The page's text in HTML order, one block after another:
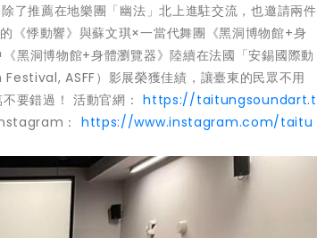
了推薦在地樂團「幽法」北上進駐交流，也邀請兩件
《悸動響》與蘇文琪×一當代舞團《黑洞博物館+身
黑洞博物館+身體瀏覽器》陸續在法國「安錫國際動
ASFF）影展榮獲佳績，讓臺東的民眾不用
不要錯過！ 活動官網：https://taitungsoundart.t
： https://www.instagram.com/taitu